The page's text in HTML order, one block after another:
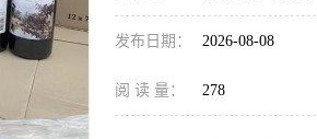
发布日期： 2026-08-08
阅 读 量： 278